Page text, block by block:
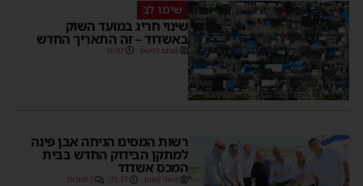
שימו לב
שינוי חריג במועד השוק
באשדוד – זה התאריך החדש
מנחם דויטש 16:07
רשות המסים הניחה אבן פינה
למתקן הבידוק החדש בבית
המכס אשדוד
משה קאהן 15:37 1 תגובות